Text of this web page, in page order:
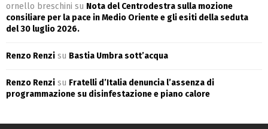
ornello breschini su Nota del Centrodestra sulla mozione
consiliare per la pace in Medio Oriente e gli esiti della seduta
del 30 luglio 2026.
Renzo Renzi su Bastia Umbra sott’acqua
Renzo Renzi su Fratelli d’Italia denuncia l’assenza di
programmazione su disinfestazione e piano calore